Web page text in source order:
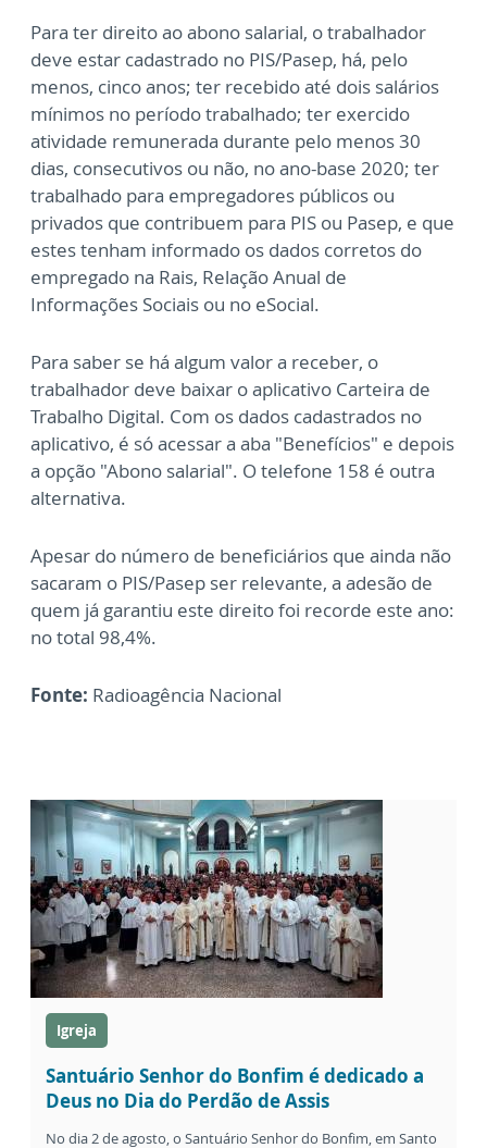
Para ter direito ao abono salarial, o trabalhador
deve estar cadastrado no PIS/Pasep, há, pelo
menos, cinco anos; ter recebido até dois salários
mínimos no período trabalhado; ter exercido
atividade remunerada durante pelo menos 30
dias, consecutivos ou não, no ano-base 2020; ter
trabalhado para empregadores públicos ou
privados que contribuem para PIS ou Pasep, e que
estes tenham informado os dados corretos do
empregado na Rais, Relação Anual de
Informações Sociais ou no eSocial.
Para saber se há algum valor a receber, o
trabalhador deve baixar o aplicativo Carteira de
Trabalho Digital. Com os dados cadastrados no
aplicativo, é só acessar a aba "Benefícios" e depois
a opção "Abono salarial". O telefone 158 é outra
alternativa.
Apesar do número de beneficiários que ainda não
sacaram o PIS/Pasep ser relevante, a adesão de
quem já garantiu este direito foi recorde este ano:
no total 98,4%.
Fonte: Radioagência Nacional
Igreja
Santuário Senhor do Bonfim é dedicado a
Deus no Dia do Perdão de Assis
No dia 2 de agosto, o Santuário Senhor do Bonfim, em Santo